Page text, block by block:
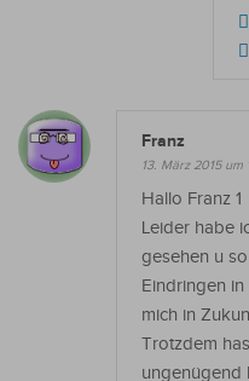
Franz
13. März 2015 um
Hallo Franz 1
Leider habe
gesehen u
Eindringen
mich in
Trotzdem
ungenügend